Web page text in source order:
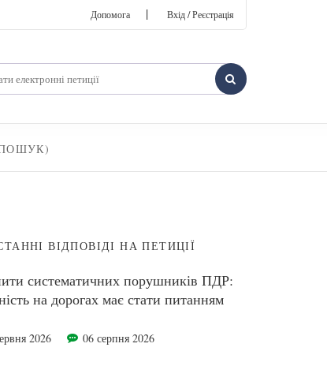
Допомога | Вхід / Реєстрація
ВІДПОВІДІ НА ПЕТИЦІЇ
систематичних порушників ПДР:
на дорогах має стати питанням
2026 06 серпня 2026